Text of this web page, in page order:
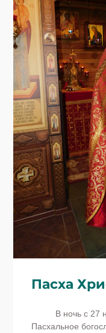
Пасха
В ночь с 27 на
Пасхальное